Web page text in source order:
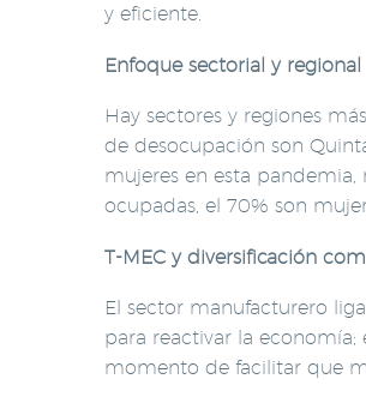
y eficiente.
Enfoque sectorial y regional
Hay sectores y regiones
de desocupación son
mujeres en esta
ocupadas, el 70% son
T-MEC y diversificación
El sector manufacturero
para reactivar la
momento de facilitar que